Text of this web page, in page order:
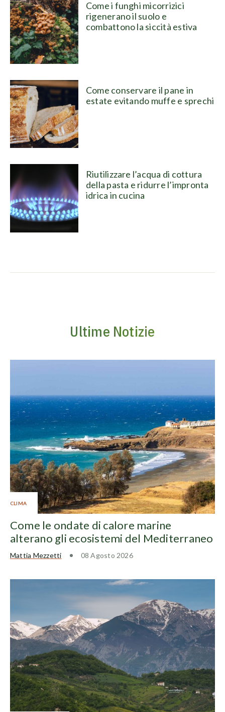
Come i funghi micorrizici
rigenerano il suolo e
combattono la siccità estiva
Come conservare il pane in
estate evitando muffe e sprechi
Riutilizzare l’acqua di cottura
della pasta e ridurre l’impronta
idrica in cucina
Ultime Notizie
CLIMA
Come le ondate di calore marine
alterano gli ecosistemi del Mediterraneo
Mattia Mezzetti 08 Agosto 2026